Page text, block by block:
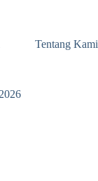
Tentang Kami